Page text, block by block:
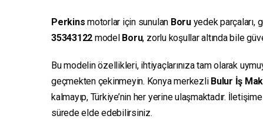
Perkins motorlar için sunulan Boruyedek parçaları,
35343122 model Boru, zorlu koşullar altında bile
Bu modelin özellikleri, ihtiyaçlarınıza tam olarak
geçmekten çekinmeyin. Konya merkezli Bulur İş
kalmayıp, Türkiye’nin her yerine ulaşmaktadır.
sürede elde edebilirsiniz.